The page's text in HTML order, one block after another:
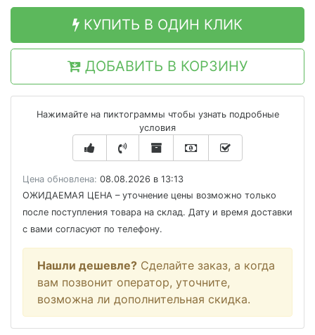
КУПИТЬ В ОДИН КЛИК
ДОБАВИТЬ В КОРЗИНУ
Нажимайте на пиктограммы чтобы узнать подробные
условия
Цена обновлена: 08.08.2026 в 13:13
ОЖИДАЕМАЯ ЦЕНА – уточнение цены возможно только
после поступления товара на склад. Дату и время доставки
с вами согласуют по телефону.
Нашли дешевле? Сделайте заказ, а когда
вам позвонит оператор, уточните,
возможна ли дополнительная скидка.